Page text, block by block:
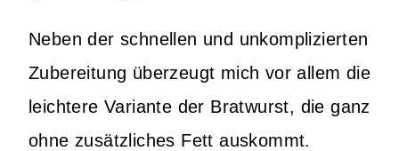
Neben der schnellen und unkomplizierten
Zubereitung überzeugt mich vor allem die
leichtere Variante der Bratwurst, die ganz
ohne zusätzliches Fett auskommt.